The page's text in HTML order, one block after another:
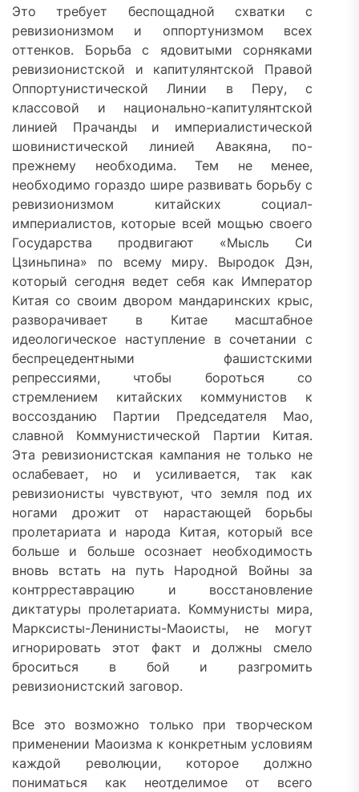
Это требует беспощадной схватки с
ревизионизмом и оппортунизмом всех
оттенков. Борьба с ядовитыми сорняками
ревизионистской и капитулянтской Правой
Оппортунистической Линии в Перу, с
классовой и национально-капитулянтской
линией Прачанды и империалистической
шовинистической линией Авакяна, по-
прежнему необходима. Тем не менее,
необходимо гораздо шире развивать борьбу с
ревизионизмом китайских социал-
империалистов, которые всей мощью своего
Государства продвигают «Мысль Си
Цзиньпина» по всему миру. Выродок Дэн,
который сегодня ведет себя как Император
Китая со своим двором мандаринских крыс,
разворачивает в Китае масштабное
идеологическое наступление в сочетании с
беспрецедентными фашистскими
репрессиями, чтобы бороться со
стремлением китайских коммунистов к
воссозданию Партии Председателя Мао,
славной Коммунистической Партии Китая.
Эта ревизионистская кампания не только не
ослабевает, но и усиливается, так как
ревизионисты чувствуют, что земля под их
ногами дрожит от нарастающей борьбы
пролетариата и народа Китая, который все
больше и больше осознает необходимость
вновь встать на путь Народной Войны за
контрреставрацию и восстановление
диктатуры пролетариата. Коммунисты мира,
Марксисты-Ленинисты-Маоисты, не могут
игнорировать этот факт и должны смело
броситься в бой и разгромить
ревизионистский заговор.
Все это возможно только при творческом
применении Маоизма к конкретным условиям
каждой революции, которое должно
пониматься как неотделимое от всего